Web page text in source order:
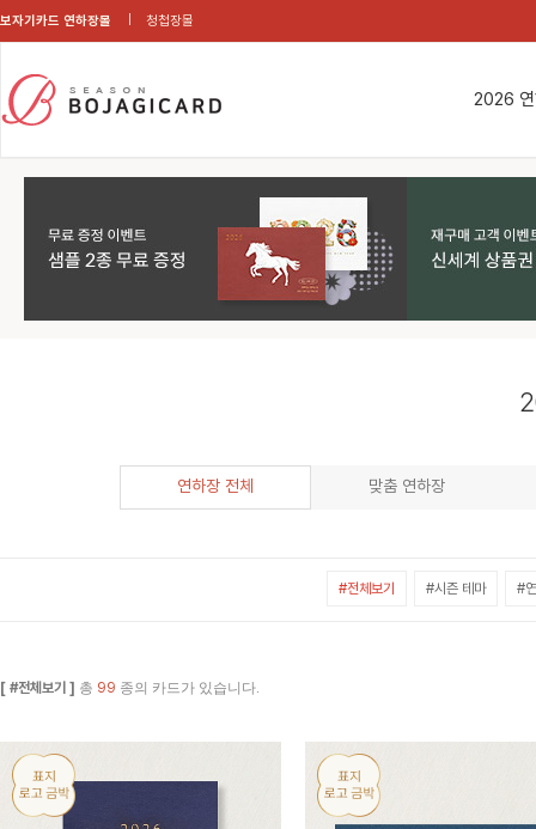
보자기카드 연하장몰 청첩장몰
2026
연하장 전체 맞춤 연하장
#전체보기 #시즌 테마 #
[ #전체보기 ] 총 99 종의 카드가 있습니다.